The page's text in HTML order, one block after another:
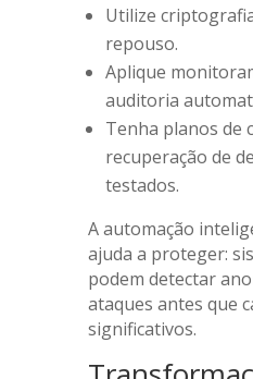
Utilize
repouso.
Aplique
auditoria
Tenha planos de
recuperação de
testados.
A automação
ajuda a proteger:
podem detectar
ataques antes que
significativos.